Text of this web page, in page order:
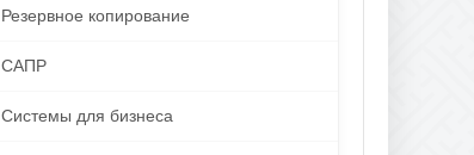
Резервное копирование
САПР
Системы для бизнеса